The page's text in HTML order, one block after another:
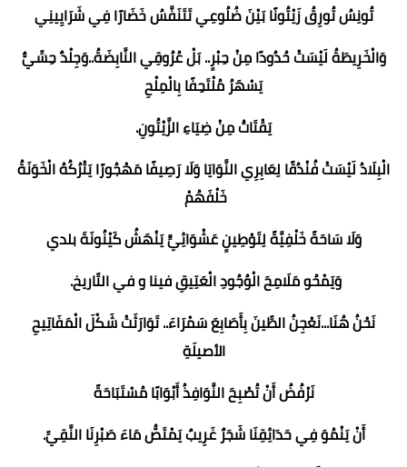
تُونِسُ تُورِقُ زَيْتُونًا بَيْنَ ضُلُوعِي تَتَنَفَّسُ خَضَارًا فِي شَرَايِينِي
وَالْخَرِيطَةُ لَيْسَتْ حُدُودًا مِنْ حِبْرٍ.. بَلْ عُرُوقِي النَّابِضَةُ..وَجِلْدٌ حِسِّيٌّ
يَسْهَرُ مُلْتَحِفًا بِالْمِلْحِ
يَقْتَاتُ مِنْ ضِيَاءِ الزَّيْتُونِ.
الْبِلَادُ لَيْسَتْ فُنْدُقًا لِعَابِرِي النَّوَايَا وَلَا رَصِيفًا مَهْجُورًا يَتْرُكُهُ الْخَوَنَةُ
خَلْفَهُمْ
وَلَا سَاحَةً خَلْفِيَّةً لِتَوْطِينٍ عَشْوَائِيٍّ يَنْهَشُ كَيْنُونَةَ بلدي
وَيَمْحُو مَلَامِحَ الْوُجُودِ الْعَتِيقِ فينا و في التّاريخ.
نَحْنُ هُنَا...نَعْجِنُ الطِّينَ بِأَصَابِعَ سَمْرَاءَ.. تَوَارَثَتْ شَكْلَ الْمَفَاتِيحِ
الأصيلَةِ
نَرْفُضُ أَنْ تُصْبِحَ النَّوَافِذُ أَبْوَابًا مُسْتَبَاحَةً
أَنْ يَنْمُوَ فِي حَدَائِقِنَا شَجَرٌ غَرِيبٌ يَمْتَصُّ مَاءَ صَبْرِنَا النَّقِيِّ.